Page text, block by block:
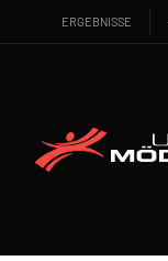
ERGEBNISSE